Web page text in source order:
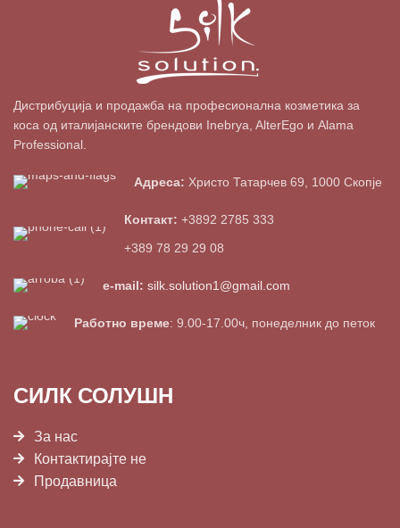
Дистрибуција и продажба на професионална козметика за
коса од италијанските брендови Inebrya, AlterEgo и Alama
Professional.
Адреса: Христо Татарчев 69, 1000 Скопје
Контакт: +3892 2785 333
+389 78 29 29 08
e-mail: silk.solution1@gmail.com
Работно време: 9.00-17.00ч, понеделник до петок
СИЛК СОЛУШН
За нас
Контактирајте не
Продавница